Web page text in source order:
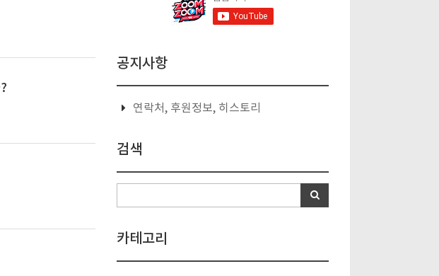
공지사항
연락처, 후원정보, 히스토리
검색
카테고리